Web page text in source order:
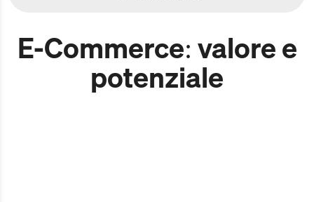
E-Commerce: valore e
potenziale